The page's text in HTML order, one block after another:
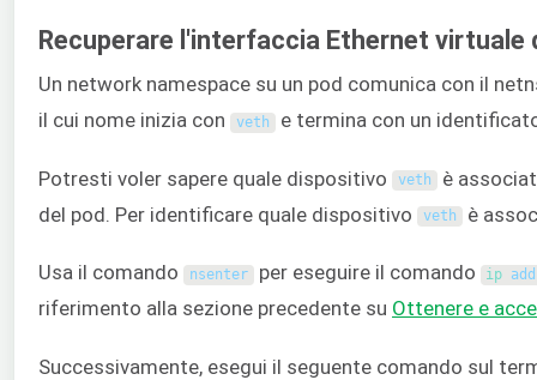
Recuperare l'interfaccia Ethernet virtuale
Un network namespace su un pod comunica con il
il cui nome inizia con
veth e termina con un
Potresti voler sapere quale dispositivo veth è
del pod. Per identificare quale dispositivo
veth è
Usa il comando nsenter per eseguire il comando ip
riferimento alla sezione precedente su Ottenere e
Successivamente, esegui il seguente comando sul